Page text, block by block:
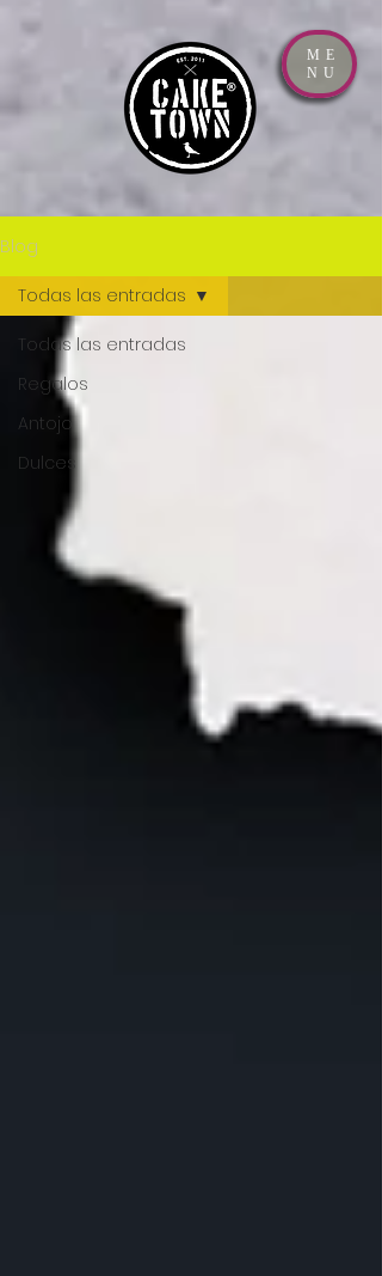
ME
NU
Blog
Todas las entradas
Regalos
Antojo
Dulces
Todas las entradas